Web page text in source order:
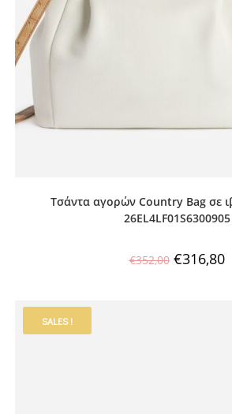
Τσάντα αγορών Country Bag σε
26EL4LF01S6300905
€352,00 €316,80
SALES !